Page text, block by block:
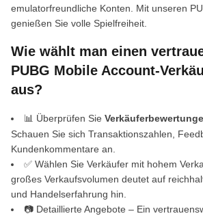
emulatorfreundliche Konten. Mit unseren
genießen Sie volle Spielfreiheit.
Wie wählt man einen
PUBG Mobile Account-
aus?
📊 Überprüfen Sie
Schauen Sie sich Transaktionszahlen,
Kundenkommentare an.
✅ Wählen Sie Verkäufer mit hohem
großes Verkaufsvolumen deutet auf
und Handelserfahrung hin.
📷 Detaillierte Angebote – Ein